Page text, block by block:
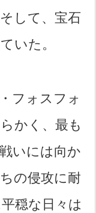
して、宝石
いた。
フォスフォ
かく、最も
いには向か
の侵攻に耐
穏な日々は